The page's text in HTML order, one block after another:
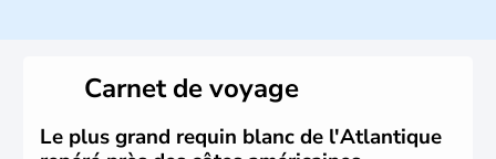
Plusieurs populations se sont succédées avant l'arrivée
des européens, suite à la découverte du continent par
Christophe Colomb en 1492. Les 13 colonies
britanniques proclament la Déclaration d'indépendance
Carnet de voyage
Le plus grand requin blanc de l'Atlantique